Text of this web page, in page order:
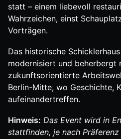
statt – einem liebevoll
Wahrzeichen, einst
Vorträgen.
Das historische
modernisiert und beherbergt
zukunftsorientierte
Berlin-Mitte, wo Geschichte,
aufeinandertreffen.
Hinweis: Das Event wird in
stattfinden, je nach